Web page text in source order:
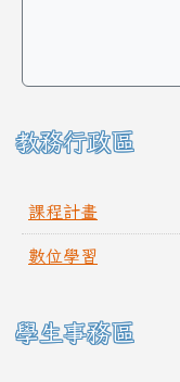
教務行政區
課程計畫
數位學習
學生事務區